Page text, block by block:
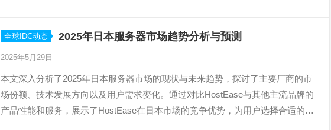
全球IDC动态 2025年日本服务器市场趋势分析与预测
2025年5月29日
本文深入分析了2025年日本服务器市场的现状与未来趋势，探讨了主要厂商的市
场份额、技术发展方向以及用户需求变化。通过对比HostEase与其他主流品牌的
产品性能和服务，展示了HostEase在日本市场的竞争优势，为用户选择合适的服